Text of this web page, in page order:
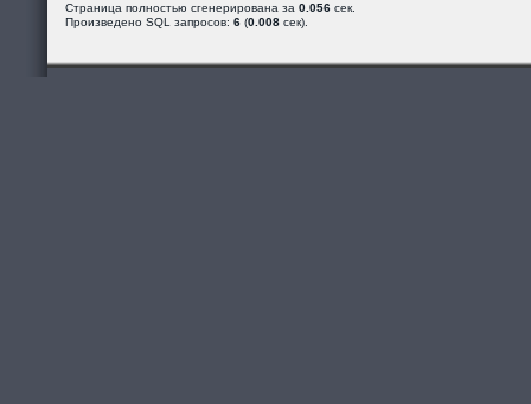
Страница полностью сгенерирована за 0.056 сек.
Произведено SQL запросов: 6 (0.008 сек).